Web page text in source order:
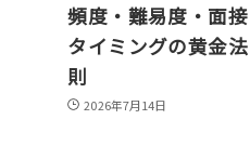
頻度・難易度・面接
タイミングの黄金法
則
2026年7月14日